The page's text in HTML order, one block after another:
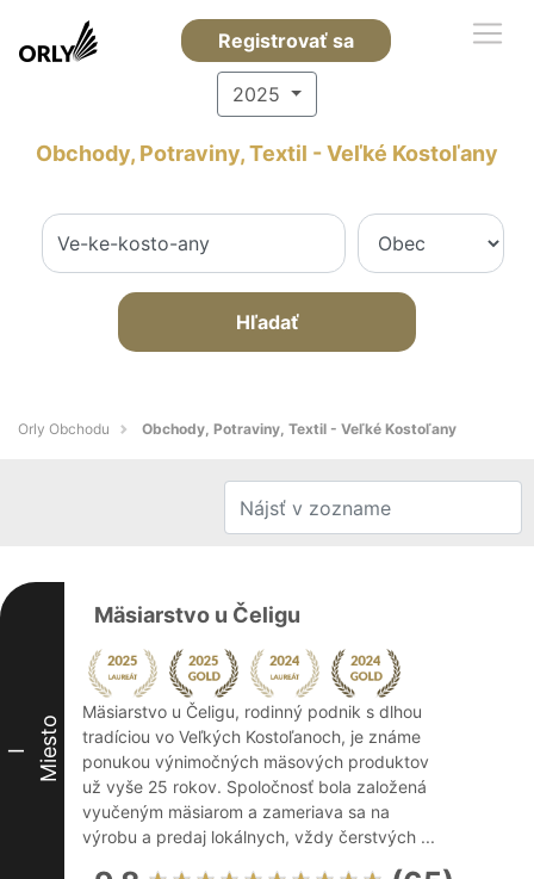
Registrovať sa
2025
Obchody, Potraviny, Textil - Veľké Kostoľany
Hľadať
Orly Obchodu Obchody, Potraviny, Textil - Veľké Kostoľany
I Miesto
Mäsiarstvo u Čeligu
Mäsiarstvo u Čeligu, rodinný podnik s dlhou
tradíciou vo Veľkých Kostoľanoch, je známe
ponukou výnimočných mäsových produktov
už vyše 25 rokov. Spoločnosť bola založená
vyučeným mäsiarom a zameriava sa na
výrobu a predaj lokálnych, vždy čerstvých ...